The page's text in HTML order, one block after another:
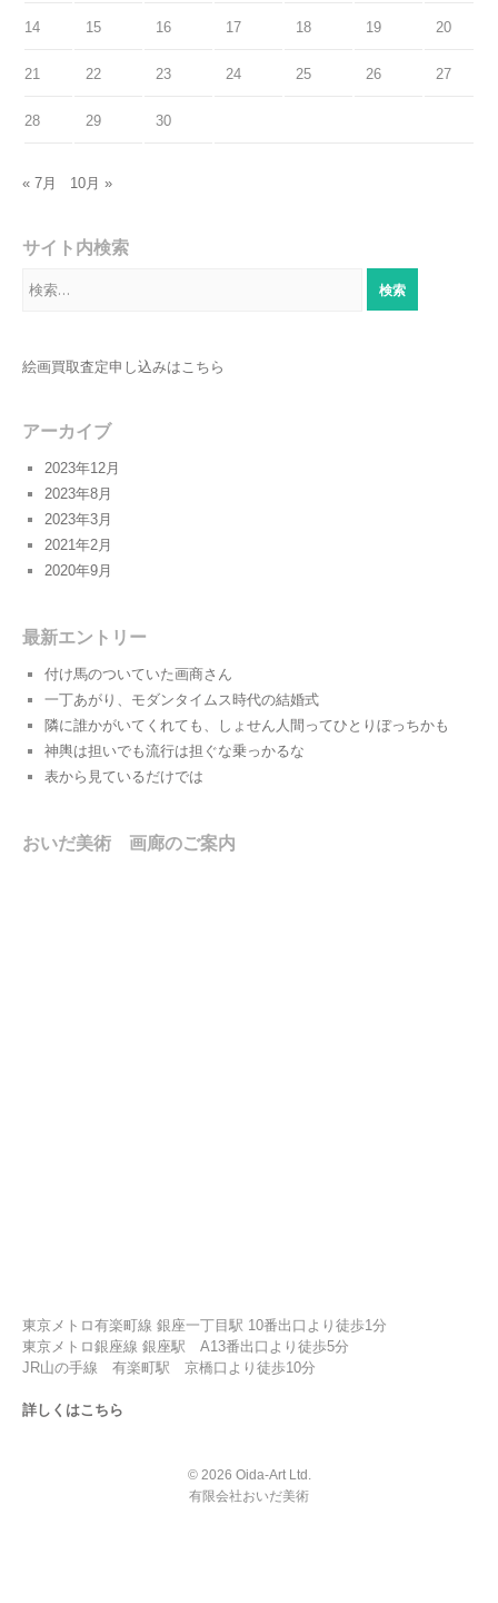
14 15 16 17 18 19 20
21 22 23 24 25 26 27
28 29 30
« 7月 10月 »
サイト内検索
索:
絵画買取査定申し込みはこちら
アーカイブ
2023年12月
2023年8月
2023年3月
2021年2月
2020年9月
最新エントリー
付け馬のついていた画商さん
一丁あがり、モダンタイムス時代の結婚式
隣に誰かがいてくれても、しょせん人間ってひとりぼっちかも
神輿は担いでも流行は担ぐな乗っかるな
表から見ているだけでは
おいだ美術 画廊のご案内
東京メトロ有楽町線 銀座一丁目駅 10番出口より徒歩1分
東京メトロ銀座線 銀座駅 A13番出口より徒歩5分
JR山の手線 有楽町駅 京橋口より徒歩10分
詳しくはこちら
© 2026 Oida-Art Ltd.
有限会社おいだ美術